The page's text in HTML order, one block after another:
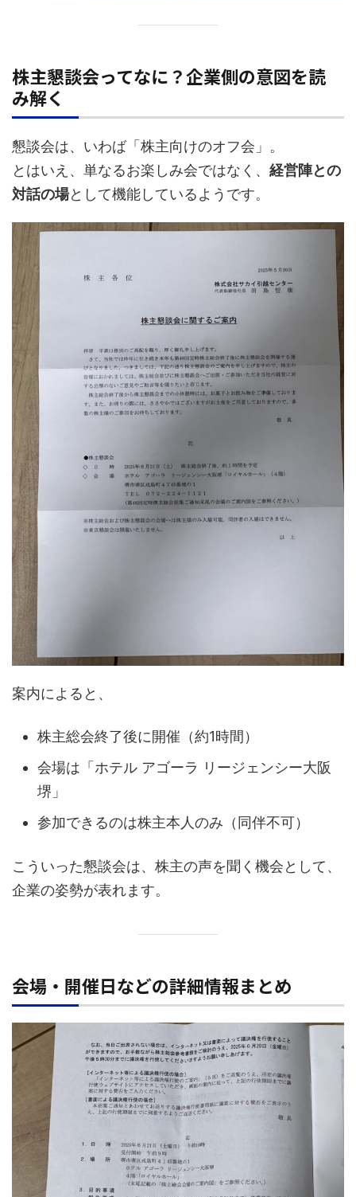
株主懇談会ってなに？企業側の意図を読
み解く
懇談会は、いわば「株主向けのオフ会」。
とはいえ、単なるお楽しみ会ではなく、 経営陣との
対話の場として機能しているようです。
案内によると、
株主総会終了後に開催（約1時間）
会場は「ホテル アゴーラ リージェンシー大阪
堺」
参加できるのは株主本人のみ（同伴不可）
こういった懇談会は、株主の声を聞く機会として、
企業の姿勢が表れます。
会場・開催日などの詳細情報まとめ